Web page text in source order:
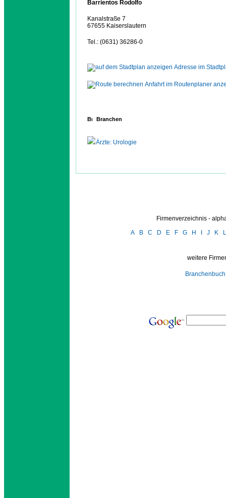
Barrientos Rodolfo
Kanalstraße 7
67655 Kaiserslautern
Tel.: (0631) 36286-0
Adresse im
Anfahrt im Routenplaner
Branchen
Ärzte: Urologie
Firmenverzeichnis -
A
B C D E F G H J K L
weitere